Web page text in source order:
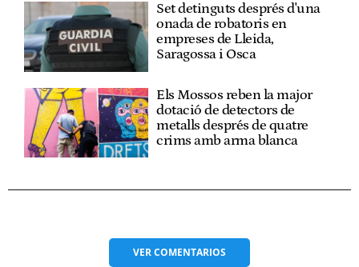
Set detinguts després d'una
onada de robatoris en
empreses de Lleida,
Saragossa i Osca
Els Mossos reben la major
dotació de detectors de
metalls després de quatre
crims amb arma blanca
VERCOMENTARIOS